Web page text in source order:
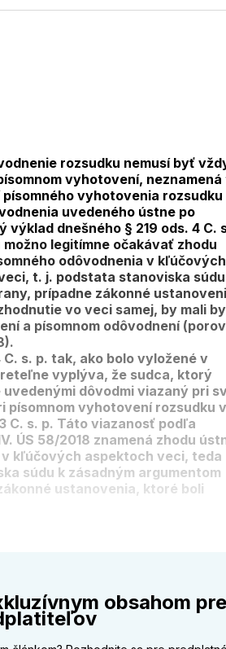
Twitter
rozsudku nemusí byť
vyhotovení, neznamená
vyhotovenia rozsudku
uvedeného ústne po
dnešného § 219 ods. 4 C.
legitímne očakávať zhodu
odôvodnenia v kľúčových
t. j. podstata stanoviska
prípadne zákonné
vo veci samej, by mali
a písomnom odôvodnení
s. p. tak, ako bolo vyložené v
vyplýva, že sudca, ktorý
dôvodmi viazaný pri
písomnom vyhotovení rozsudku v
C. s. p. Táto viazanosť podľa
ÚS 58/2018 znamená zhodu
kľúčových aspektoch veci, teda
súdu k zásadným argumentom
ustanovenia, ktoré boli
obsahom pre